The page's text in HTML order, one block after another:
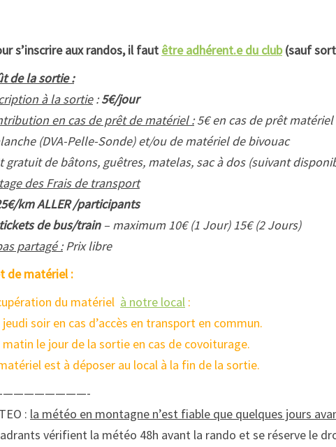
s’inscrire aux randos, il faut être adhérent.e du club(sauf
de la sortie :
à la sortie:5€/jour
en cas de prêt de matériel :5€ en cas de prêt
(DVA-Pelle-Sonde) et/ou de matériel de bivouac
gratuit de bâtons, guêtres, matelas, sac à dos (suivant
des Frais de transport
km ALLER /participants
de bus/train– maximum 10€ (1 Jour) 15€ (2 Jours)
partagé :Prix libre
de matériel :
du matériel à notre local :
jeudi soir en cas d’accès en transport en commun.
matin le jour de la sortie en cas de covoiturage.
est à déposer au local à la fin de la sortie.
: la météo en montagne n’est fiable que quelques jours
vérifient la météo 48h avant la rando et se réserve le